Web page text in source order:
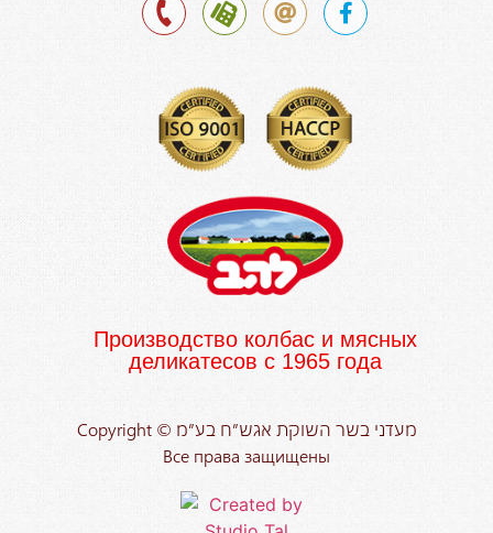
Производство колбас и мясных
деликатесов с 1965 года
Copyright © מעדני בשר השוקת אגש”ח בע”מ
Все права защищены